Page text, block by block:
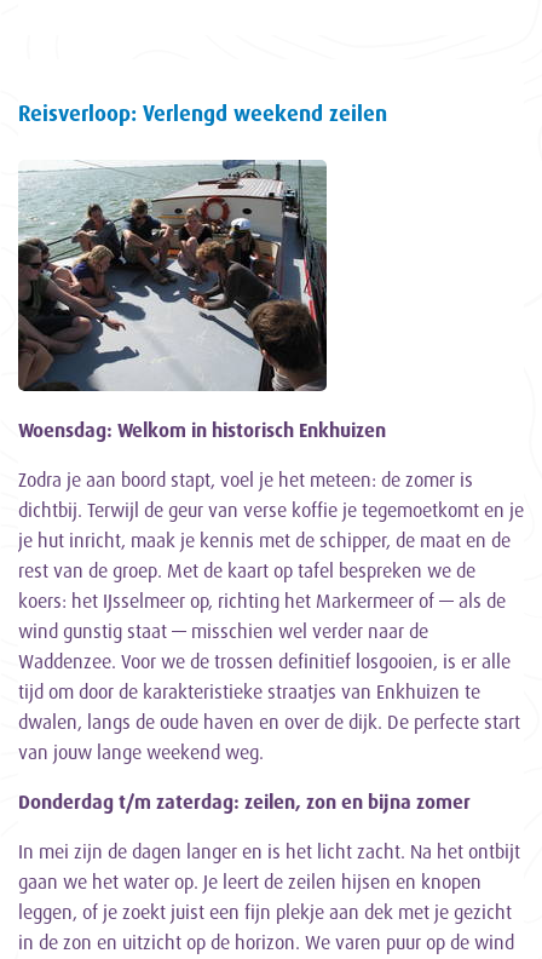
Reisverloop: Verlengd weekend zeilen
Woensdag: Welkom in historisch Enkhuizen
Zodra je aan boord stapt, voel je het meteen: de zomer is
dichtbij. Terwijl de geur van verse koffie je tegemoetkomt en je
je hut inricht, maak je kennis met de schipper, de maat en de
rest van de groep. Met de kaart op tafel bespreken we de
koers: het IJsselmeer op, richting het Markermeer of — als de
wind gunstig staat — misschien wel verder naar de
Waddenzee. Voor we de trossen definitief losgooien, is er alle
tijd om door de karakteristieke straatjes van Enkhuizen te
dwalen, langs de oude haven en over de dijk. De perfecte start
van jouw lange weekend weg.
Donderdag t/m zaterdag: zeilen, zon en bijna zomer
In mei zijn de dagen langer en is het licht zacht. Na het ontbijt
gaan we het water op. Je leert de zeilen hijsen en knopen
leggen, of je zoekt juist een fijn plekje aan dek met je gezicht
in de zon en uitzicht op de horizon. We varen puur op de wind